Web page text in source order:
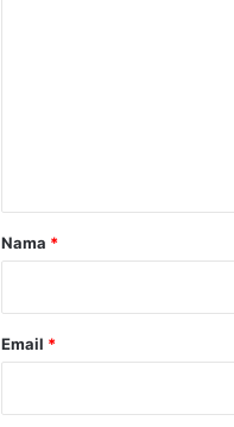
rNama *
Email *